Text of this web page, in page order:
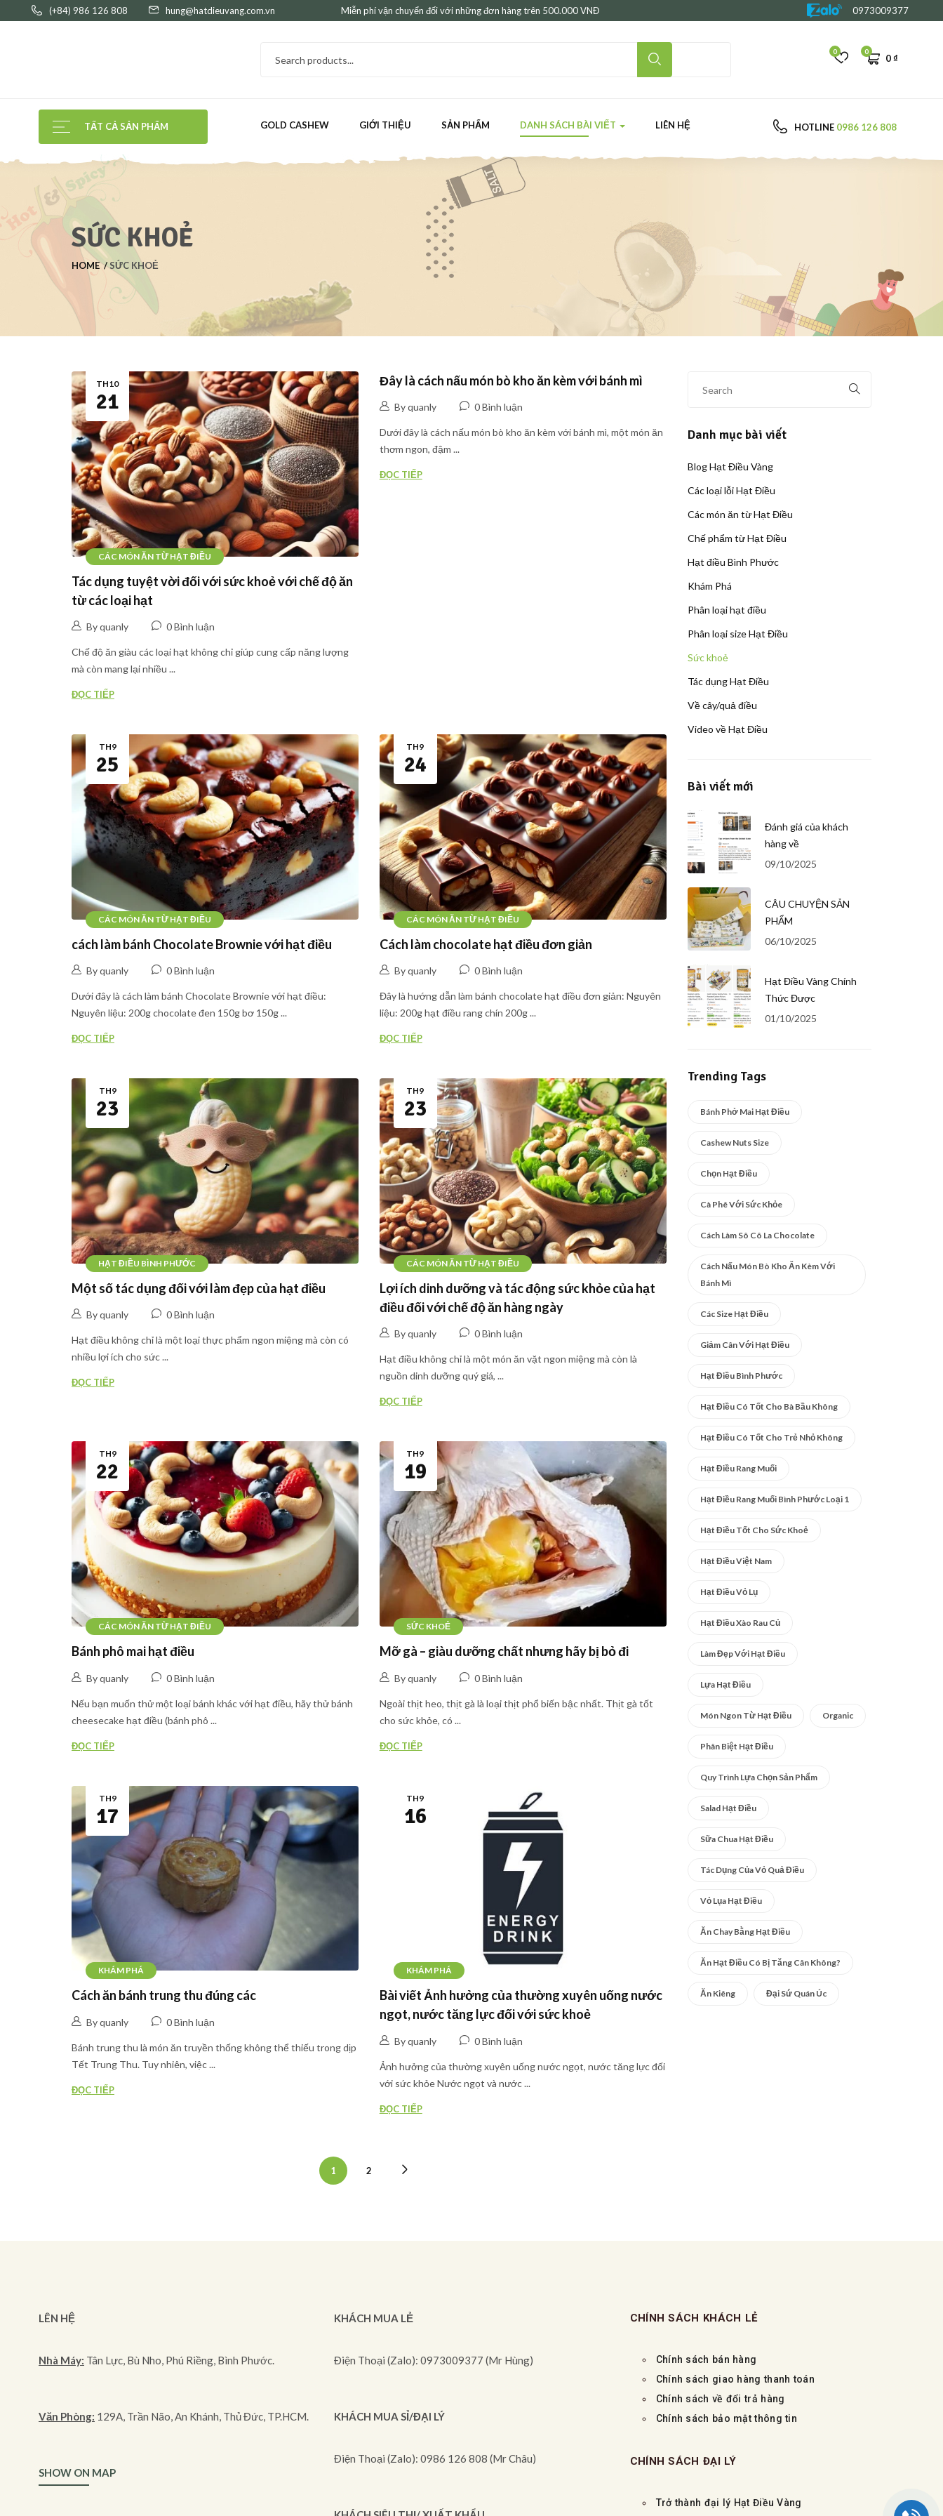
(+84) 986 126 808 hung@hatdieuvang.com.vn Miễn phí vận chuyển đối với những đơn hàng trên 500.000 VNĐ 0973009377
0
0₫
0
TẤT CẢ SẢN PHẨM GOLD CASHEW GIỚI THIỆU SẢN PHẨM DANH SÁCH BÀI VIẾT LIÊN HỆ HOTLINE 0986 126 808
SỨC KHOẺ
HOME SỨC KHOẺ
CÁC MÓN ĂN TỪ HẠT ĐIỀU
TH10
21
Tác dụng tuyệt vời đối với sức khoẻ với chế độ ăn
từ các loại hạt
By quanly 0 Bình luận
Chế độ ăn giàu các loại hạt không chỉ giúp cung cấp năng lượng
mà còn mang lại nhiều ...
ĐỌC TIẾP
Đây là cách nấu món bò kho ăn kèm với bánh mì
By quanly 0 Bình luận
Dưới đây là cách nấu món bò kho ăn kèm với bánh mì, một món ăn
thơm ngon, đậm ...
ĐỌC TIẾP
CÁC MÓN ĂN TỪ HẠT ĐIỀU
TH9
25
cách làm bánh Chocolate Brownie với hạt điều
By quanly 0 Bình luận
Dưới đây là cách làm bánh Chocolate Brownie với hạt điều:
Nguyên liệu: 200g chocolate đen 150g bơ 150g ...
ĐỌC TIẾP
CÁC MÓN ĂN TỪ HẠT ĐIỀU
TH9
24
Cách làm chocolate hạt điều đơn giản
By quanly 0 Bình luận
Đây là hướng dẫn làm bánh chocolate hạt điều đơn giản: Nguyên
liệu: 200g hạt điều rang chín 200g ...
ĐỌC TIẾP
HẠT ĐIỀU BÌNH PHƯỚC
TH9
23
Một số tác dụng đối với làm đẹp của hạt điều
By quanly 0 Bình luận
Hạt điều không chỉ là một loại thực phẩm ngon miệng mà còn có
nhiều lợi ích cho sức ...
ĐỌC TIẾP
CÁC MÓN ĂN TỪ HẠT ĐIỀU
TH9
23
Lợi ích dinh dưỡng và tác động sức khỏe của hạt
điều đối với chế độ ăn hàng ngày
By quanly 0 Bình luận
Hạt điều không chỉ là một món ăn vặt ngon miệng mà còn là
nguồn dinh dưỡng quý giá, ...
ĐỌC TIẾP
CÁC MÓN ĂN TỪ HẠT ĐIỀU
TH9
22
Bánh phô mai hạt điều
By quanly 0 Bình luận
Nếu bạn muốn thử một loại bánh khác với hạt điều, hãy thử bánh
cheesecake hạt điều (bánh phô ...
ĐỌC TIẾP
SỨC KHOẺ
TH9
19
Mỡ gà – giàu dưỡng chất nhưng hãy bị bỏ đi
By quanly 0 Bình luận
Ngoài thịt heo, thịt gà là loại thịt phổ biến bậc nhất. Thịt gà tốt
cho sức khỏe, có ...
ĐỌC TIẾP
KHÁM PHÁ
TH9
17
Cách ăn bánh trung thu đúng các
By quanly 0 Bình luận
Bánh trung thu là món ăn truyền thống không thể thiếu trong dịp
Tết Trung Thu. Tuy nhiên, việc ...
ĐỌC TIẾP
KHÁM PHÁ
TH9
16
Bài viết Ảnh hưởng của thường xuyên uống nước
ngọt, nước tăng lực đối với sức khoẻ
By quanly 0 Bình luận
Ảnh hưởng của thường xuyên uống nước ngọt, nước tăng lực đối
với sức khỏe Nước ngọt và nước ...
ĐỌC TIẾP
1 2
Danh mục bài viết
Blog Hạt Điều Vàng
Các loại lỗi Hạt Điều
Các món ăn từ Hạt Điều
Chế phẩm từ Hạt Điều
Hạt điều Bình Phước
Khám Phá
Phân loại hạt điều
Phân loại size Hạt Điều
Sức khoẻ
Tác dụng Hạt Điều
Về cây/quả điều
Video về Hạt Điều
Bài viết mới
Đánh giá của khách
hàng về
09/10/2025
CÂU CHUYỆN SẢN
PHẨM
06/10/2025
Hạt Điều Vàng Chính
Thức Được
01/10/2025
Trending Tags
Bánh Phở Mai Hạt Điều
Cashew Nuts Size
Chọn Hạt Điều
Cà Phê Với Sức Khỏe
Cách Làm Sô Cô La Chocolate
Cách Nấu Món Bò Kho Ăn Kèm Với
Bánh Mì
Các Size Hạt Điều
Giảm Cân Với Hạt Điều
Hạt Điều Bình Phước
Hạt Điều Có Tốt Cho Bà Bầu Không
Hạt Điều Có Tốt Cho Trẻ Nhỏ Không
Hạt Điều Rang Muối
Hạt Điều Rang Muối Bình Phước Loại 1
Hạt Điều Tốt Cho Sức Khoẻ
Hạt Điều Việt Nam
Hạt Điều Vỏ Lụ
Hạt Điều Xào Rau Củ
Làm Đẹp Với Hạt Điều
Lựa Hạt Điều
Món Ngon Từ Hạt Điều Organic
Phân Biệt Hạt Điều
Quy Trình Lựa Chọn Sản Phẩm
Salad Hạt Điều
Sữa Chua Hạt Điều
Tác Dụng Của Vỏ Quả Điều
Vỏ Lụa Hạt Điều
Ăn Chay Bằng Hạt Điều
Ăn Hạt Điều Có Bị Tăng Cân Không?
Ăn Kiêng Đại Sứ Quán Úc
LÊN HỆ
Nhà Máy: Tân Lực, Bù Nho, Phú Riềng, Bình Phước.
Văn Phòng: 129A, Trần Não, An Khánh, Thủ Đức, TP.HCM.
SHOW ON MAP
KHÁCH MUA LẺ
Điện Thoại (Zalo): 0973009377 (Mr Hùng)
KHÁCH MUA SỈ/ĐẠI LÝ
Điện Thoại (Zalo): 0986 126 808 (Mr Châu)
CHÍNH SÁCH KHÁCH LẺ
Chính sách bán hàng
Chính sách giao hàng thanh toán
Chính sách về đổi trả hàng
Chính sách bảo mật thông tin
CHÍNH SÁCH ĐẠI LÝ
Trở thành đại lý Hạt Điều Vàng